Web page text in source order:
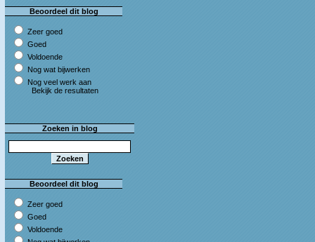
Beoordeel dit blog
Zeer goed
Goed
Voldoende
Nog wat bijwerken
Nog veel werk aan
Bekijk de resultaten
Zoeken in blog
Beoordeel dit blog
Zeer goed
Goed
Voldoende